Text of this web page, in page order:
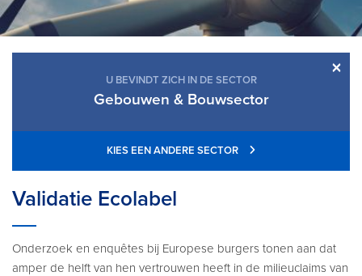
×
U BEVINDT ZICH IN DE SECTOR
Gebouwen & Bouwsector
KIES EEN ANDERE SECTOR
Validatie Ecolabel
Onderzoek en enquêtes bij Europese burgers tonen aan dat
amper de helft van hen vertrouwen heeft in de milieuclaims van